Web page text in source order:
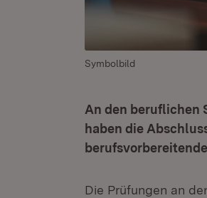
Symbolbild
An den beruflichen
haben die
Die Prüfungen an